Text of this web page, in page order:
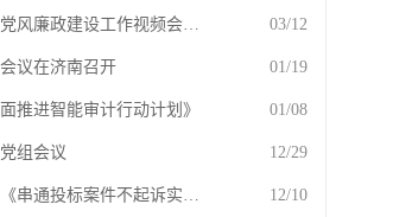
风廉政建设工作视频会… 03/12
议在济南召开 01/19
推进智能审计行动计划》 01/08
组会议 12/29
串通投标案件不起诉实… 12/10